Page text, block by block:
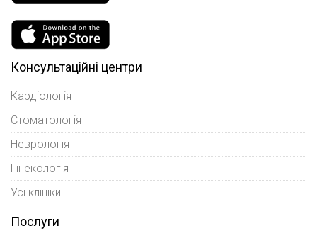
Консультаційні центри
Кардіологія
Стоматологія
Неврологія
Гінекологія
Усі клініки
Послуги